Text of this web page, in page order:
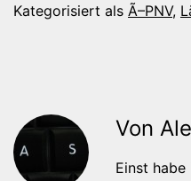
Kategorisiert als Ã–PNV,
Von
Einst